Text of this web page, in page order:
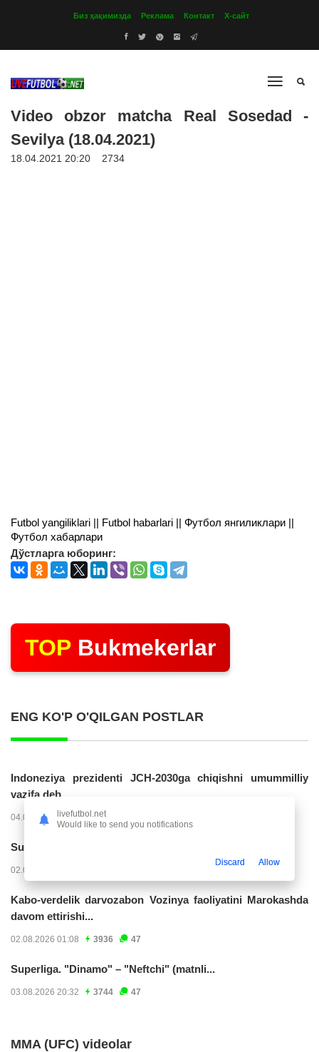
Биз ҳақимизда Реклама Контакт Х-сайт
Video obzor matcha Real Sosedad -
Sevilya (18.04.2021)
18.04.2021 20:20 2734
Futbol yangiliklari || Futbol habarlari || Футбол янгиликлари ||
Футбол хабарлари
Дўстларга юборинг:
TOP Bukmekerlar
ENG KO'P O'QILGAN POSTLAR
Indoneziya prezidenti JCH-2030ga chiqishni umummilliy
vazifa deb...
04.08.2026 02:11 14256
Superliga. “Buxoro” - “Lokomotiv”...
02.08.2026 03:08
Kabo-verdelik darvozabon Vozinya faoliyatini Marokashda
davom ettirishi...
02.08.2026 01:08 3936 47
Superliga. "Dinamo" – "Neftchi" (matnli...
03.08.2026 20:32 3744 47
MMA (UFC) videolar
livefutbol.net
Would like to send you notifications
Discard Allow